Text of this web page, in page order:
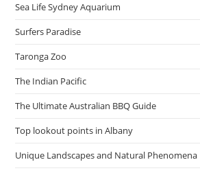
Sea Life Sydney Aquarium
Surfers Paradise
Taronga Zoo
The Indian Pacific
The Ultimate Australian BBQ Guide
Top lookout points in Albany
Unique Landscapes and Natural Phenomena